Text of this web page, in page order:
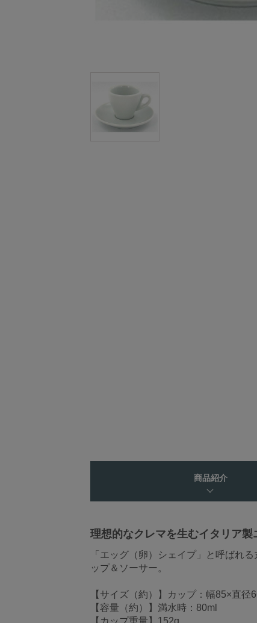
商品紹介
理想的なクレマを生むイタリア
「エッグ（卵）シェイプ」と呼ばれ
ップ＆ソーサー。
【サイズ（約）】カップ：幅85×直径
【容量（約）】満水時：80ml
【カップ重量】152g